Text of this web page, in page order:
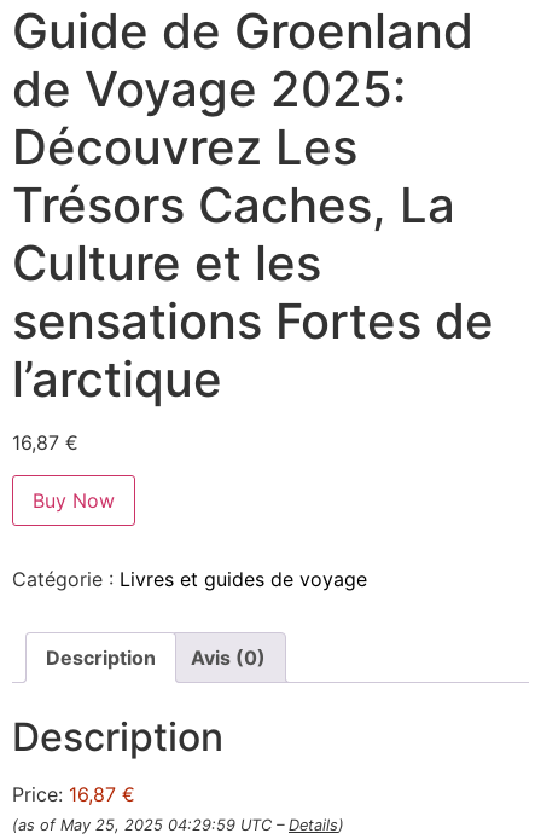
Guide de Groenland
de Voyage 2025:
Découvrez Les
Trésors Caches, La
Culture et les
sensations Fortes de
l’arctique
16,87 €
Buy Now
Catégorie : Livres et guides de voyage
Description Avis (0)
Description
Price: 16,87 €
(as of May 25, 2025 04:29:59 UTC – Details)